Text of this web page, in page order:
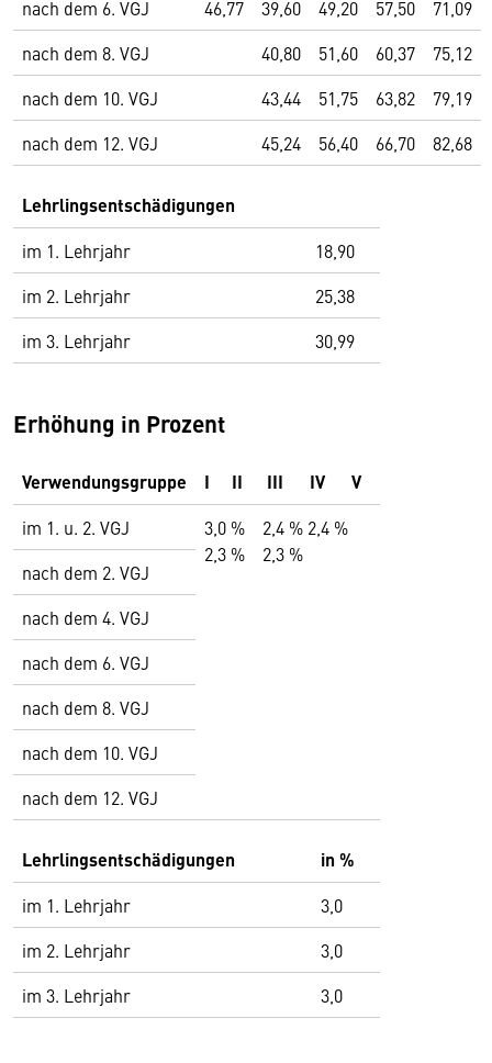
nach dem 6. VGJ
46,77 39,60 49,20 57,50
71,09
nach dem 8. VGJ
40,80 51,60 60,37
75,12
nach dem 10. VGJ
43,44 51,75 63,82
79,19
nach dem 12. VGJ
45,24 56,40 66,70 82,68
Lehrlingsentschädigungen
im 1. Lehrjahr
18,90
im 2. Lehrjahr
25,38
im 3. Lehrjahr
30,99
Erhöhung in Prozent
Verwendungsgruppe I II III IV V
im 1. u. 2. VGJ
3,0 % 2,4 % 2,4 %
2,3 % 2,3 %
nach dem 2. VGJ
nach dem 4. VGJ
nach dem 6. VGJ
nach dem 8. VGJ
nach dem 10. VGJ
nach dem 12. VGJ
Lehrlingsentschädigungen in %
im 1. Lehrjahr
3,0
im 2. Lehrjahr
3,0
im 3. Lehrjahr
3,0